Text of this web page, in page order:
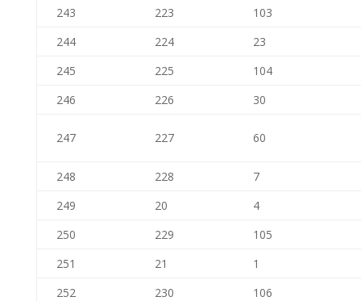
243
223
103
244
224
23
245
225
104
246
226 30
247 227 60
248 228
7
249
20
4
250
229
105
251
21
1
252
230
106